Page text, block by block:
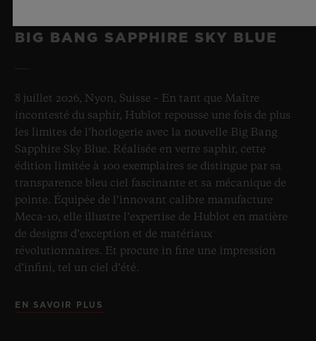
BIG BANG SAPPHIRE SKY BLUE
8 juillet 2026, Nyon, Suisse – En tant que Maître
incontesté du saphir, Hublot repousse une fois de plus
les limites de l’horlogerie avec la nouvelle Big Bang
Sapphire Sky Blue. Réalisée en verre saphir, cette
édition limitée à 100 exemplaires se distingue par sa
transparence bleu ciel fascinante et sa mécanique de
pointe. Équipée de l’innovant calibre manufacture
Meca-10, elle illustre l’expertise de Hublot en matière
de designs d’exception et de matériaux
révolutionnaires. Et procure in fine une impression
d’infini, tel un ciel d’été.
EN SAVOIR PLUS